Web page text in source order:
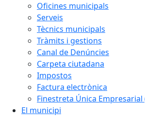
Oficines municipals
Serveis
Tècnics municipals
Tràmits i gestions
Canal de Denúncies
Carpeta ciutadana
Impostos
Factura electrònica
Finestreta Única Empresarial
El municipi